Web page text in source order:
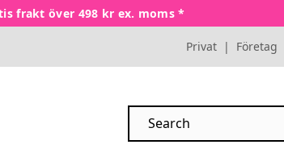
frakt över 498 kr ex. moms *
Privat | Företag